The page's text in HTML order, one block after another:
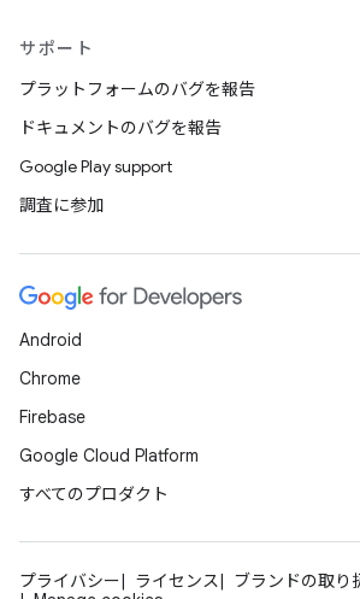
サポート
プラットフォームのバグを報告
ドキュメントのバグを報告
Google Play support
調査に参加
Android
Chrome
Firebase
Google Cloud Platform
すべてのプロダクト
プライバシー ライセンス
ブランドの取り